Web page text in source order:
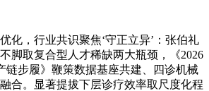
，行业共识聚焦‘守正立异’：张伯礼
脚取复合型人才稀缺两大瓶颈，《2026
链步履》鞭策数据基座共建、四诊机械
合。显著提拔下层诊疗效率取尺度化程